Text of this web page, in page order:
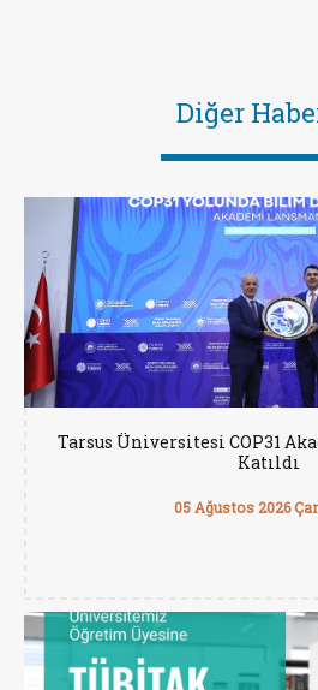
Diğer
Tarsus Üniversitesi COP31
Katıldı
05 Ağustos 2026